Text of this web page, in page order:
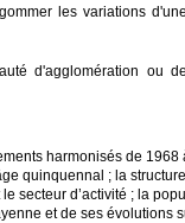
les variations d'une
d'agglomération ou de
harmonisés de 1968
quinquennal ; la
secteur d’activité ; la
et de ses évolutions